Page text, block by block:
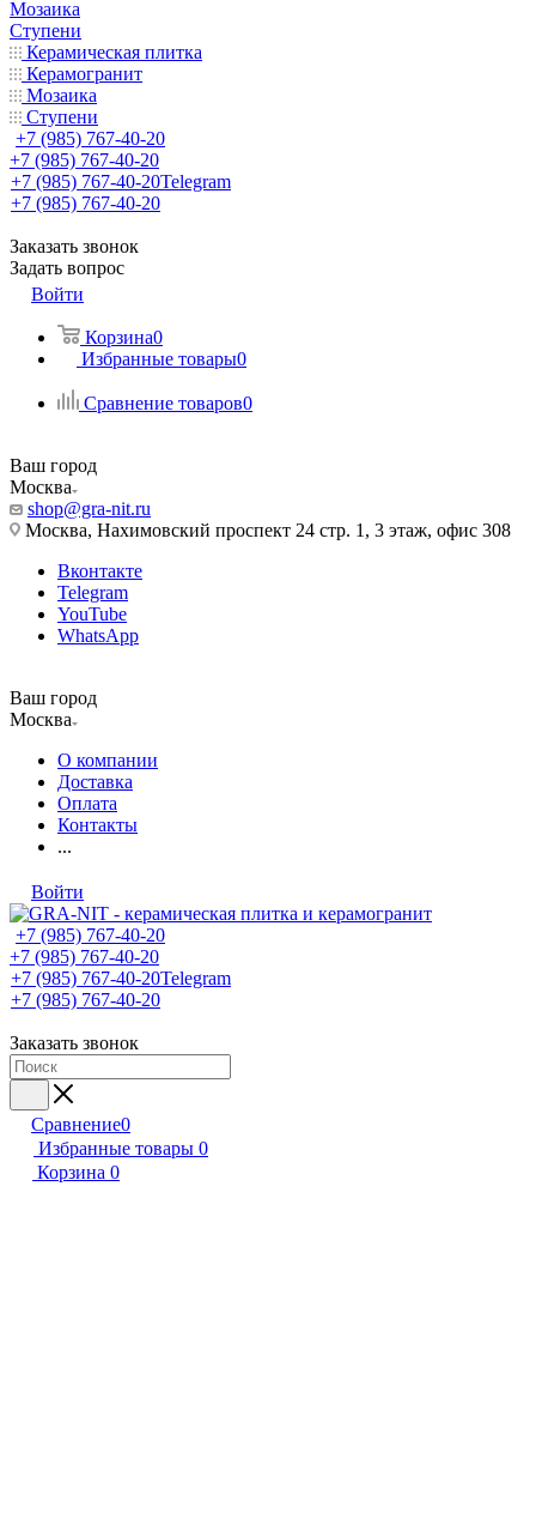
Мозаика
Ступени
Керамическая плитка
Керамогранит
Мозаика
Ступени
+7 (985) 767-40-20
+7 (985) 767-40-20
+7 (985) 767-40-20Telegram
+7 (985) 767-40-20
Заказать звонок
Задать вопрос
Войти
Корзина0
Избранные товары0
Сравнение товаров0
Ваш город
Москва
shop@gra-nit.ru
Москва, Нахимовский проспект 24 стр. 1, 3 этаж, офис 308
Вконтакте
Telegram
YouTube
WhatsApp
Ваш город
Москва
О компании
Доставка
Оплата
Контакты
...
Войти
+7 (985) 767-40-20
+7 (985) 767-40-20
+7 (985) 767-40-20Telegram
+7 (985) 767-40-20
Заказать звонок
Сравнение0
Избранные товары 0
Корзина 0